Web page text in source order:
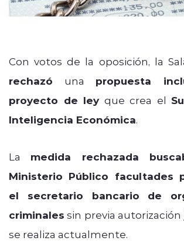
Con votos de la oposición, la
rechazó una propuesta
proyecto de ley que crea el
Inteligencia Económica.
La medida rechazada
Ministerio Público facultades
el secretario bancario de
criminales sin previa
se realiza actualmente.